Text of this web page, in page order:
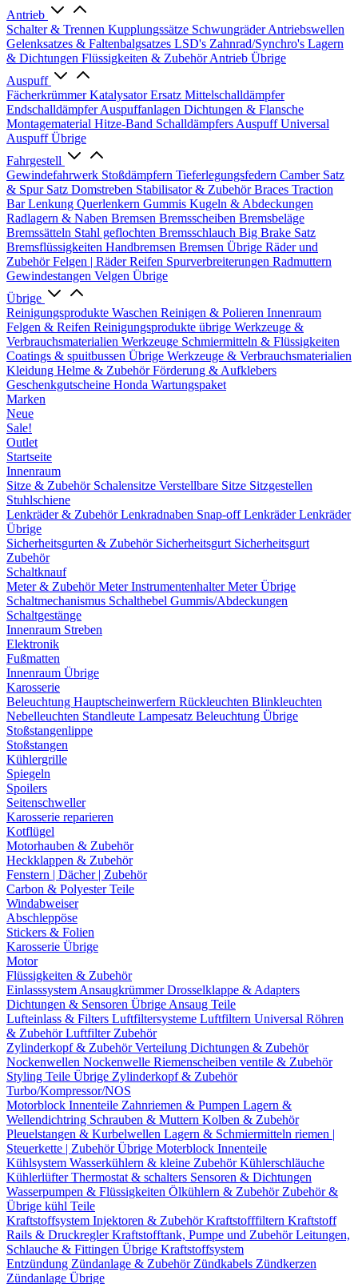
Antrieb
Schalter & Trennen Kupplungssätze SchwungräderAntriebswellen
Gelenksatzes & Faltenbalgsatzes LSD's Zahnrad/Synchro's Lagern
& Dichtungen Flüssigkeiten & ZubehörAntrieb Übrige
Auspuff
FächerkrümmerKatalysator Ersatz Mittelschalldämpfer
EndschalldämpferAuspuffanlagen Dichtungen & Flansche
Montagematerial Hitze-Band Schalldämpfers Auspuff Universal
Auspuff Übrige
Fahrgestell
Gewindefahrwerk Stoßdämpfern Tieferlegungsfedern Camber Satz
& Spur Satz Domstreben Stabilisator & ZubehörBraces Traction
BarLenkung Querlenkern Gummis Kugeln & Abdeckungen
Radlagern & Naben Bremsen Bremsscheiben Bremsbeläge
Bremssätteln Stahl geflochten Bremsschlauch Big Brake Satz
Bremsflüssigkeiten Handbremsen Bremsen Übrige Räder und
ZubehörFelgen | RäderReifen Spurverbreiterungen Radmuttern
Gewindestangen Velgen Übrige
Übrige
Reinigungsprodukte Waschen Reinigen & Polieren Innenraum
Felgen & Reifen Reinigungsprodukte übrige Werkzeuge &
Verbrauchsmaterialien Werkzeuge Schmiermitteln & Flüssigkeiten
Coatings & spuitbussen Übrige Werkzeuge & Verbrauchsmaterialien
Kleidung Helme & ZubehörFörderung & Aufklebers
Geschenkgutscheine Honda Wartungspaket
Marken
Neue
Sale!
Outlet
Startseite
Innenraum
Sitze & Zubehör Schalensitze Verstellbare Sitze Sitzgestellen
Stuhlschiene
Lenkräder & ZubehörLenkradnaben Snap-offLenkräderLenkräder
Übrige
Sicherheitsgurten & Zubehör Sicherheitsgurt Sicherheitsgurt
Zubehör
Schaltknauf
Meter & ZubehörMeterInstrumentenhalterMeter Übrige
Schaltmechanismus Schalthebel Gummis/Abdeckungen
Schaltgestänge
Innenraum Streben
Elektronik
Fußmatten
Innenraum Übrige
Karosserie
Beleuchtung Hauptscheinwerfern Rückleuchten Blinkleuchten
Nebelleuchten Standleute Lampesatz Beleuchtung Übrige
Stoßstangenlippe
Stoßstangen
Kühlergrille
Spiegeln
Spoilers
Seitenschweller
Karosserie reparieren
Kotflügel
Motorhauben & Zubehör
Heckklappen & Zubehör
Fenstern | Dächer | Zubehör
Carbon & Polyester Teile
Windabweiser
Abschleppöse
Stickers & Folien
Karosserie Übrige
Motor
Flüssigkeiten & Zubehör
Einlasssystem AnsaugkrümmerDrosselklappe & Adapters
Dichtungen & Sensoren Übrige Ansaug Teile
Lufteinlass & Filters Luftfiltersysteme Luftfiltern Universal Röhren
& ZubehörLuftfilter Zubehör
Zylinderkopf & ZubehörVerteilung Dichtungen & Zubehör
Nockenwellen Nockenwelle Riemenscheiben ventile & Zubehör
Styling Teile Übrige Zylinderkopf & Zubehör
Turbo/Kompressor/NOS
Motorblock Innenteile Zahnriemen & Pumpen Lagern &
Wellendichtring Schrauben & Muttern Kolben & Zubehör
Pleuelstangen & Kurbelwellen Lagern & Schmiermitteln riemen |
Steuerkette | ZubehörÜbrige Moterblock Innenteile
Kühlsystem Wasserkühlern & kleine ZubehörKühlerschläuche
KühlerlüfterThermostat & schalters Sensoren & Dichtungen
Wasserpumpen & Flüssigkeiten Ölkühlern & Zubehör Zubehör &
Übrige kühl Teile
Kraftstoffsystem Injektoren & ZubehörKraftstofffiltern Kraftstoff
Rails & DruckreglerKraftstofftank, Pumpe und ZubehörLeitungen,
Schlauche & Fittingen Übrige Kraftstoffsystem
Entzündung Zündanlage & Zubehör Zündkabels Zündkerzen
Zündanlage Übrige